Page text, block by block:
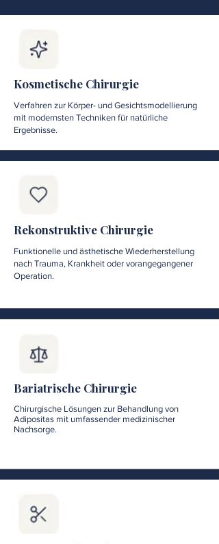
Kosmetische Chirurgie
Verfahren zur Körper- und Gesichtsmodellierung
mit modernsten Techniken für natürliche
Ergebnisse.
Rekonstruktive Chirurgie
Funktionelle und ästhetische Wiederherstellung
nach Trauma, Krankheit oder vorangegangener
Operation.
Bariatrische Chirurgie
Chirurgische Lösungen zur Behandlung von
Adipositas mit umfassender medizinischer
Nachsorge.